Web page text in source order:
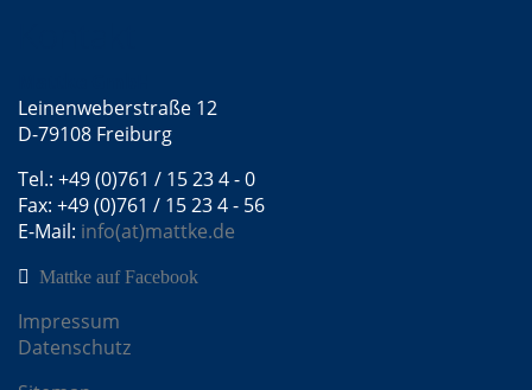
Leinenweberstraße 12
D-79108 Freiburg
Tel.: +49 (0)761 / 15 23 4 - 0
Fax: +49 (0)761 / 15 23 4 - 56
E-Mail: info(at)mattke.de
Mattke auf Facebook
Impressum
Datenschutz